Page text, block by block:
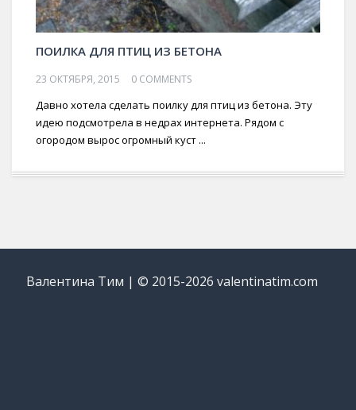
ПОИЛКА ДЛЯ ПТИЦ ИЗ БЕТОНА
23 ОКТЯБРЯ, 2015 0 COMMENTS
Давно хотела сделать поилку для птиц из бетона. Эту
идею подсмотрела в недрах интернета. Рядом с
огородом вырос огромный куст ...
Валентина Тим | © 2015-2026 valentinatim.com